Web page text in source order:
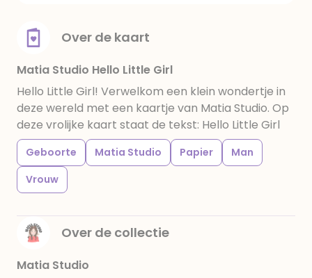
Over de kaart
Matia Studio Hello Little Girl
Hello Little Girl! Verwelkom een klein wondertje in
deze wereld met een kaartje van Matia Studio. Op
deze vrolijke kaart staat de tekst: Hello Little Girl
Geboorte Matia Studio Papier
Man
Vrouw
Over de collectie
Matia Studio